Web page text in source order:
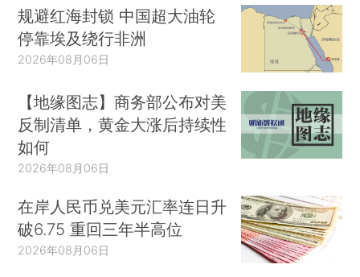
规避红海封锁 中国超大油轮
停靠埃及绕行非洲
2026年08月06日
【地缘图志】商务部公布对美
反制清单，黄金大涨后持续性
如何
2026年08月06日
在岸人民币兑美元汇率连日升
破6.75 重回三年半高位
2026年08月06日